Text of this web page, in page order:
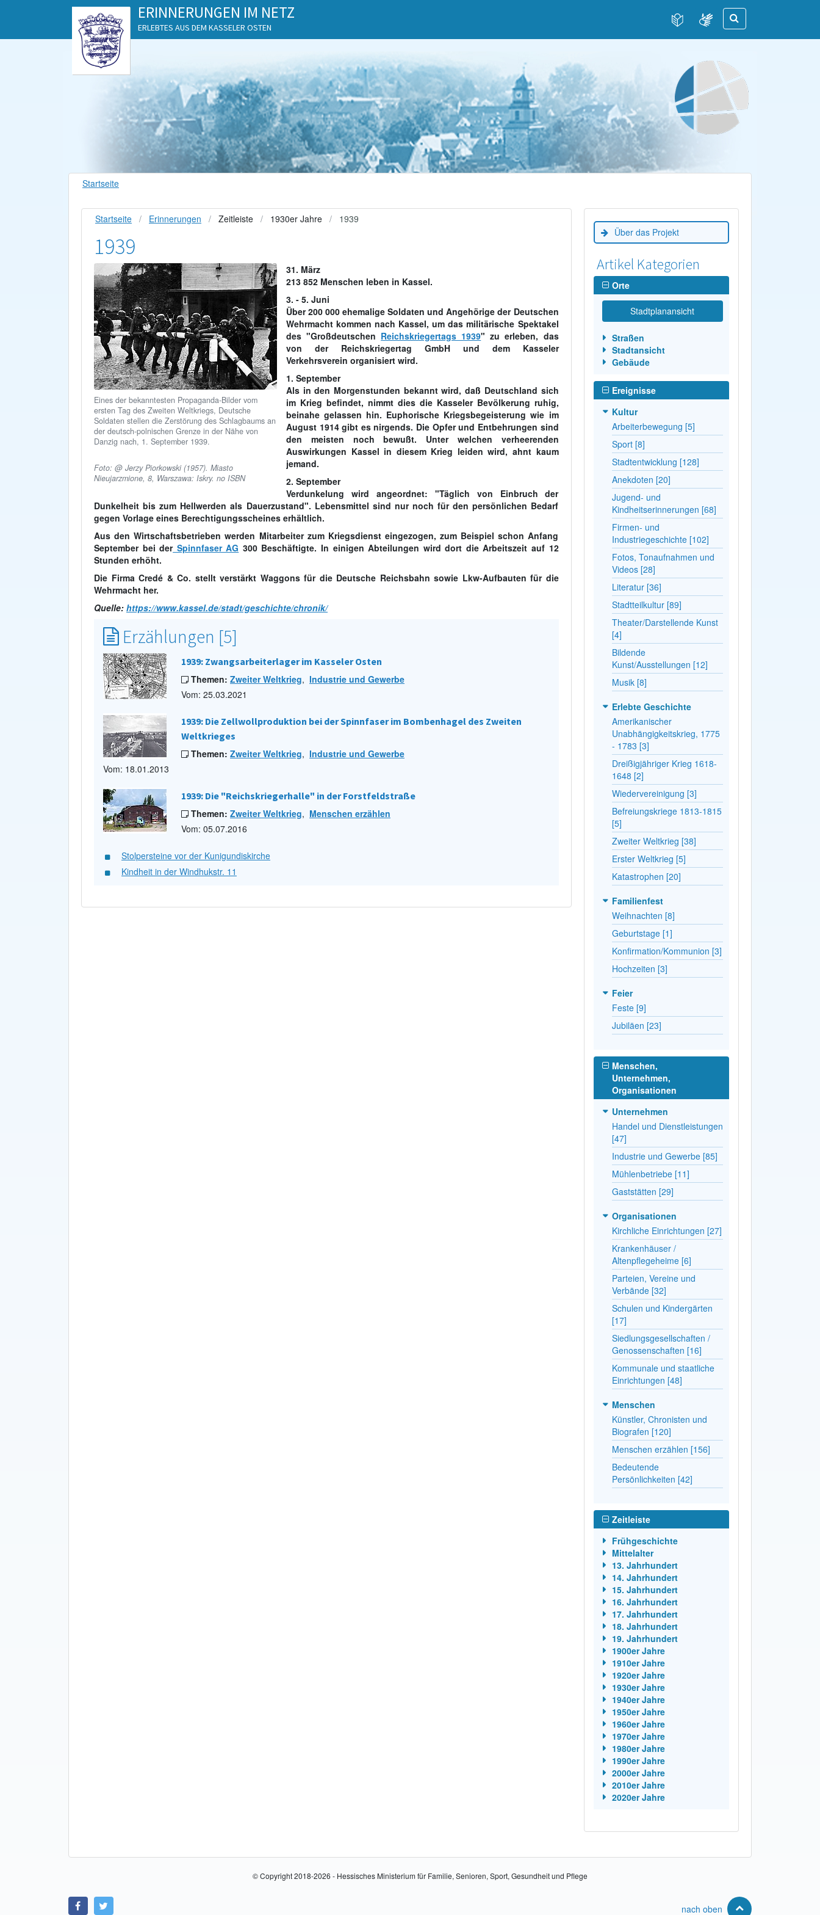
ERINNERUNGEN IM NETZ
ERLEBTES AUS DEM KASSELER OSTEN
Startseite
Startseite Erinnerungen Zeitleiste 1930er Jahre 1939
1939
Eines der bekanntesten Propaganda-Bilder vom
ersten Tag des Zweiten Weltkriegs, Deutsche
Soldaten stellen die Zerstörung des Schlagbaums an
der deutsch-polnischen Grenze in der Nähe von
Danzig nach, 1. September 1939.
Foto: @ Jerzy Piorkowski (1957). Miasto
Nieujarzmione, 8, Warszawa: Iskry. no ISBN
31. März
213 852 Menschen leben in Kassel.
3. - 5. Juni
Über 200 000 ehemalige Soldaten und Angehörige der Deutschen
Wehrmacht kommen nach Kassel, um das militärische Spektakel
des "Großdeutschen Reichskriegertags 1939" zu erleben, das
von der Reichskriegertag GmbH und dem Kasseler
Verkehrsverein organisiert wird.
1. September
Als in den Morgenstunden bekannt wird, daß Deutschland sich
im Krieg befindet, nimmt dies die Kasseler Bevölkerung ruhig,
beinahe gelassen hin. Euphorische Kriegsbegeisterung wie im
August 1914 gibt es nirgends. Die Opfer und Entbehrungen sind
den meisten noch bewußt. Unter welchen verheerenden
Auswirkungen Kassel in diesem Krieg leiden wird, ahnt kaum
jemand.
2. September
Verdunkelung wird angeordnet: "Täglich von Einbruch der
Dunkelheit bis zum Hellwerden als Dauerzustand". Lebensmittel sind nur noch für den persönlichen Bedarf
gegen Vorlage eines Berechtigungsscheines erhältlich.
Aus den Wirtschaftsbetrieben werden Mitarbeiter zum Kriegsdienst eingezogen, zum Beispiel schon Anfang
September bei derSpinnfaser AG 300 Beschäftigte. In einigen Abteilungen wird dort die Arbeitszeit auf 12
Stunden erhöht.
Die Firma Credé & Co. stellt verstärkt Waggons für die Deutsche Reichsbahn sowie Lkw-Aufbauten für die
Wehrmacht her.
Quelle: https://www.kassel.de/stadt/geschichte/chronik/
Erzählungen [5]
1939: Zwangsarbeiterlager im Kasseler Osten
Themen: Zweiter Weltkrieg, Industrie und Gewerbe
Vom: 25.03.2021
1939: Die Zellwollproduktion bei der Spinnfaser im Bombenhagel des Zweiten
Weltkrieges
Themen: Zweiter Weltkrieg, Industrie und Gewerbe
Vom: 18.01.2013
1939: Die "Reichskriegerhalle" in der Forstfeldstraße
Themen: Zweiter Weltkrieg, Menschen erzählen
Vom: 05.07.2016
Stolpersteine vor der Kunigundiskirche
Kindheit in der Windhukstr. 11
Über das Projekt
Artikel Kategorien
Orte
Stadtplanansicht
Straßen
Stadtansicht
Gebäude
Ereignisse
Kultur
Arbeiterbewegung [5]
Sport [8]
Stadtentwicklung [128]
Anekdoten [20]
Jugend- und
Kindheitserinnerungen [68]
Firmen- und
Industriegeschichte [102]
Fotos, Tonaufnahmen und
Videos [28]
Literatur [36]
Stadtteilkultur [89]
Theater/Darstellende Kunst
[4]
Bildende
Kunst/Ausstellungen [12]
Musik [8]
Erlebte Geschichte
Amerikanischer
Unabhängigkeitskrieg, 1775
- 1783 [3]
Dreißigjähriger Krieg 1618-
1648 [2]
Wiedervereinigung [3]
Befreiungskriege 1813-1815
[5]
Zweiter Weltkrieg [38]
Erster Weltkrieg [5]
Katastrophen [20]
Familienfest
Weihnachten [8]
Geburtstage [1]
Konfirmation/Kommunion [3]
Hochzeiten [3]
Feier
Feste [9]
Jubiläen [23]
Menschen,
Unternehmen,
Organisationen
Unternehmen
Handel und Dienstleistungen
[47]
Industrie und Gewerbe [85]
Mühlenbetriebe [11]
Gaststätten [29]
Organisationen
Kirchliche Einrichtungen [27]
Krankenhäuser /
Altenpflegeheime [6]
Parteien, Vereine und
Verbände [32]
Schulen und Kindergärten
[17]
Siedlungsgesellschaften /
Genossenschaften [16]
Kommunale und staatliche
Einrichtungen [48]
Menschen
Künstler, Chronisten und
Biografen [120]
Menschen erzählen [156]
Bedeutende
Persönlichkeiten [42]
Zeitleiste
Frühgeschichte
Mittelalter
13. Jahrhundert
14. Jahrhundert
15. Jahrhundert
16. Jahrhundert
17. Jahrhundert
18. Jahrhundert
19. Jahrhundert
1900er Jahre
1910er Jahre
1920er Jahre
1930er Jahre
1940er Jahre
1950er Jahre
1960er Jahre
1970er Jahre
1980er Jahre
1990er Jahre
2000er Jahre
2010er Jahre
2020er Jahre
© Copyright 2018-2026 - Hessisches Ministerium für Familie, Senioren, Sport, Gesundheit und Pflege
Link zu Facebook
Link zu Twitter
nach oben